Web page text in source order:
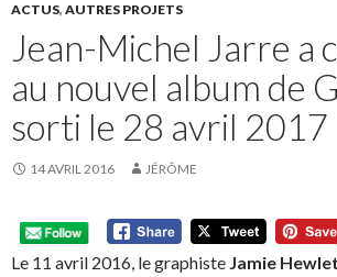
ACTUS, AUTRES PROJETS
Jean-Michel Jarre a
au nouvel album de
sorti le 28 avril 2017
14 AVRIL 2016 JÉRÔME
Le 11 avril 2016, le graphiste Jamie